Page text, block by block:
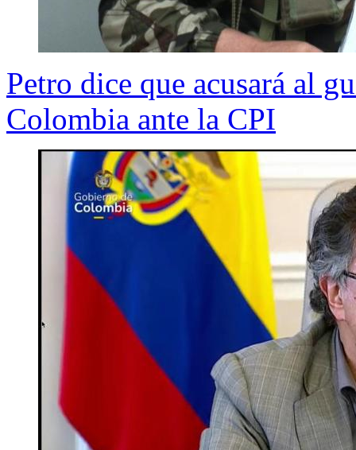
Petro dice que acusará al
Colombia ante la CPI